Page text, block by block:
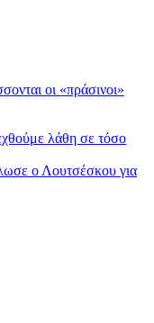
οι «πράσινοι»
λάθη σε τόσο
ο Λουτσέσκου για